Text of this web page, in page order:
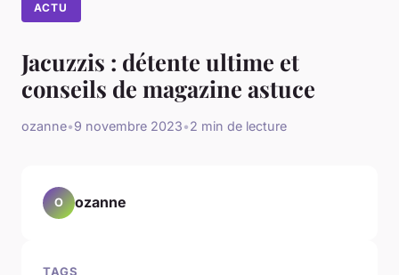
ACTU
Jacuzzis : détente ultime et
conseils de magazine astuce
ozanne•9 novembre 2023•2 min de lecture
O ozanne
TAGS